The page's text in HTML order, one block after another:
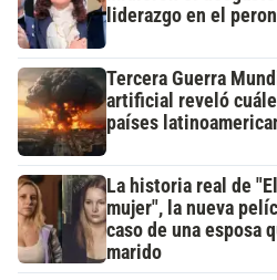
liderazgo en el
Tercera Guerra
artificial reveló
países
La historia real de
mujer", la nueva
caso de una esposa
marido